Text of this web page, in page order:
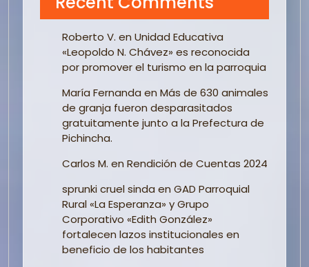
Roberto V. en Unidad Educativa
«Leopoldo N. Chávez» es reconocida
por promover el turismo en la parroquia
María Fernanda en Más de 630 animales
de granja fueron desparasitados
gratuitamente junto a la Prefectura de
Pichincha.
Carlos M. en Rendición de Cuentas 2024
sprunki cruel sinda en GAD Parroquial
Rural «La Esperanza» y Grupo
Corporativo «Edith González»
fortalecen lazos institucionales en
beneficio de los habitantes